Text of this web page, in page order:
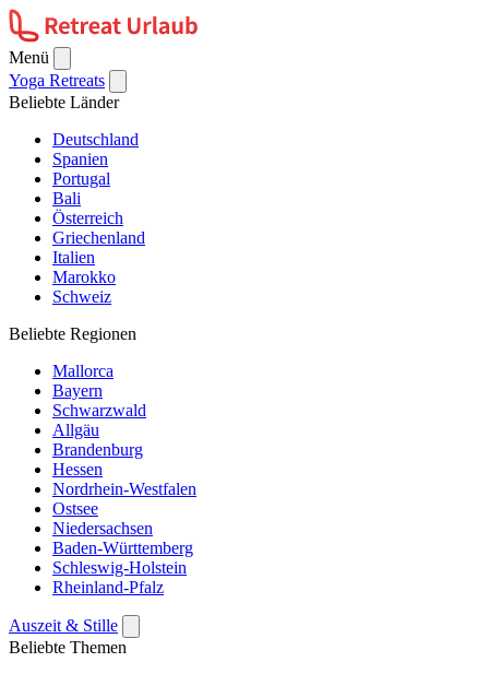
Menü
Yoga Retreats
Beliebte Länder
Deutschland
Spanien
Portugal
Bali
Österreich
Griechenland
Italien
Marokko
Schweiz
Beliebte Regionen
Mallorca
Bayern
Schwarzwald
Allgäu
Brandenburg
Hessen
Nordrhein-Westfalen
Ostsee
Niedersachsen
Baden-Württemberg
Schleswig-Holstein
Rheinland-Pfalz
Auszeit & Stille
Beliebte Themen